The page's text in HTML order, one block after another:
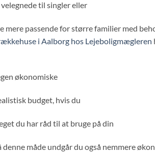
til singler eller
passende for større familier med
i Aalborg hos Lejeboligmægleren
økonomiske
budget, hvis du
du har råd til at bruge på din
måde undgår du også nemmere